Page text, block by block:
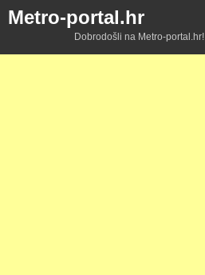
Metro-portal.hr
Dobrodošli na Metro-portal.hr!